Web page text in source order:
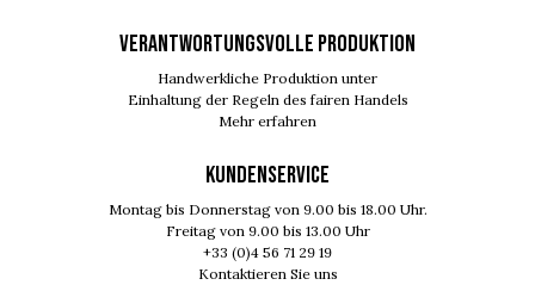
VERANTWORTUNGSVOLLE PRODUKTION
Handwerkliche Produktion unter
Einhaltung der Regeln des fairen Handels
Mehr erfahren
KUNDENSERVICE
Montag bis Donnerstag von 9.00 bis 18.00 Uhr.
Freitag von 9.00 bis 13.00 Uhr
+33 (0)4 56 71 29 19
Kontaktieren Sie uns